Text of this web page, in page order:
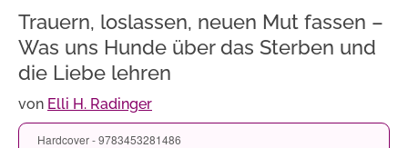
Trauern, loslassen, neuen Mut fassen –
Was uns Hunde über das Sterben und
die Liebe lehren
von Elli H. Radinger
Hardcover - 9783453281486